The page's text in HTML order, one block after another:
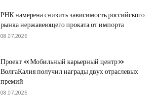
РНК намерена снизить зависимость российского
рынка нержавеющего проката от импорта
08.07.2026
Проект «Мобильный карьерный центр»
ВолгаКалия получил награды двух отраслевых
премий
08.07.2026